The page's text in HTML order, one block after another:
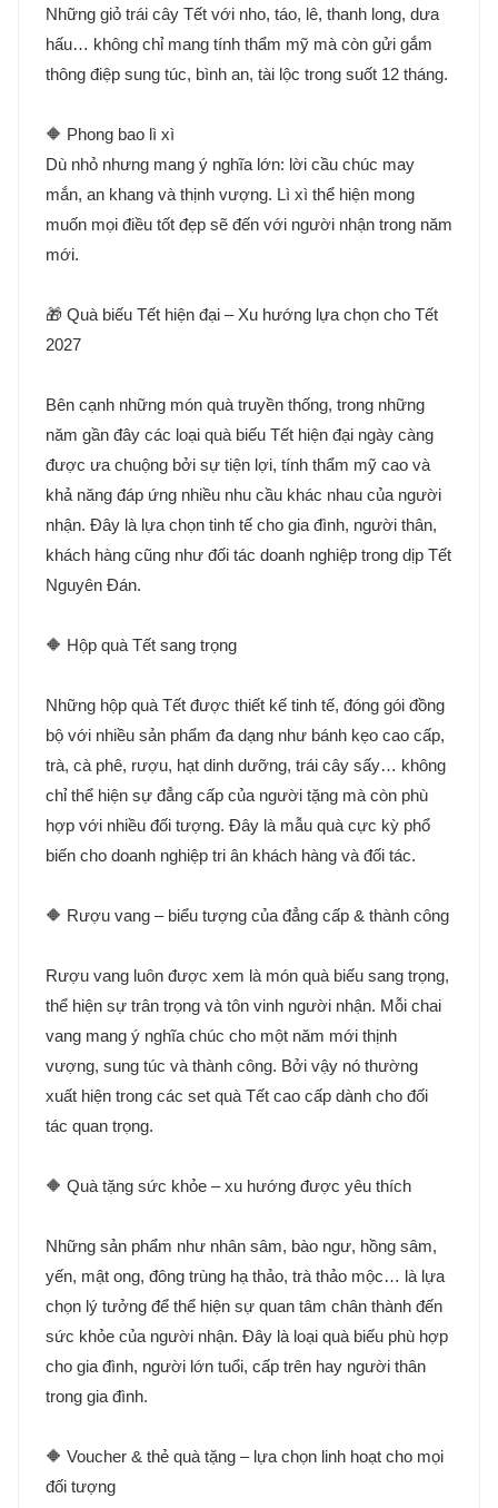
Những giỏ trái cây Tết với nho, táo, lê, thanh long, dưa
hấu… không chỉ mang tính thẩm mỹ mà còn gửi gắm
thông điệp sung túc, bình an, tài lộc trong suốt 12 tháng.
🔶 Phong bao lì xì
Dù nhỏ nhưng mang ý nghĩa lớn: lời cầu chúc may
mắn, an khang và thịnh vượng. Lì xì thể hiện mong
muốn mọi điều tốt đẹp sẽ đến với người nhận trong năm
mới.
🎁 Quà biếu Tết hiện đại – Xu hướng lựa chọn cho Tết
2027
Bên cạnh những món quà truyền thống, trong những
năm gần đây các loại quà biếu Tết hiện đại ngày càng
được ưa chuộng bởi sự tiện lợi, tính thẩm mỹ cao và
khả năng đáp ứng nhiều nhu cầu khác nhau của người
nhận. Đây là lựa chọn tinh tế cho gia đình, người thân,
khách hàng cũng như đối tác doanh nghiệp trong dịp Tết
Nguyên Đán.
🔶 Hộp quà Tết sang trọng
Những hộp quà Tết được thiết kế tinh tế, đóng gói đồng
bộ với nhiều sản phẩm đa dạng như bánh kẹo cao cấp,
trà, cà phê, rượu, hạt dinh dưỡng, trái cây sấy… không
chỉ thể hiện sự đẳng cấp của người tặng mà còn phù
hợp với nhiều đối tượng. Đây là mẫu quà cực kỳ phổ
biến cho doanh nghiệp tri ân khách hàng và đối tác.
🔶 Rượu vang – biểu tượng của đẳng cấp & thành công
Rượu vang luôn được xem là món quà biếu sang trọng,
thể hiện sự trân trọng và tôn vinh người nhận. Mỗi chai
vang mang ý nghĩa chúc cho một năm mới thịnh
vượng, sung túc và thành công. Bởi vậy nó thường
xuất hiện trong các set quà Tết cao cấp dành cho đối
tác quan trọng.
🔶 Quà tặng sức khỏe – xu hướng được yêu thích
Những sản phẩm như nhân sâm, bào ngư, hồng sâm,
yến, mật ong, đông trùng hạ thảo, trà thảo mộc… là lựa
chọn lý tưởng để thể hiện sự quan tâm chân thành đến
sức khỏe của người nhận. Đây là loại quà biếu phù hợp
cho gia đình, người lớn tuổi, cấp trên hay người thân
trong gia đình.
🔶 Voucher & thẻ quà tặng – lựa chọn linh hoạt cho mọi
đối tượng